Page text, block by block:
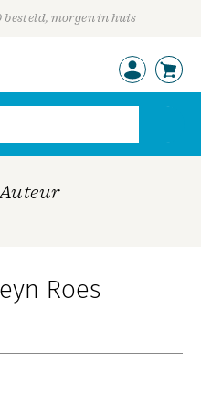
besteld, morgen in huis
Roes